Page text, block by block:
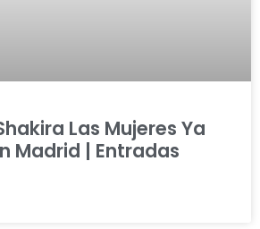
Las Mujeres Ya
Madrid | Entradas